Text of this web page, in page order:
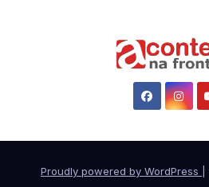
Proudly powered by WordPress